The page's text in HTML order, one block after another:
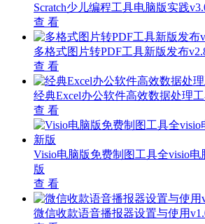
Scratch少儿编程工具电脑版实践
查 看
多格式图片转PDF工具新版发布
查 看
经典Excel办公软件高效数据处理工
查 看
Visio电脑版免费制图工具全visio电
版
查 看
微信收款语音播报器设置与使用